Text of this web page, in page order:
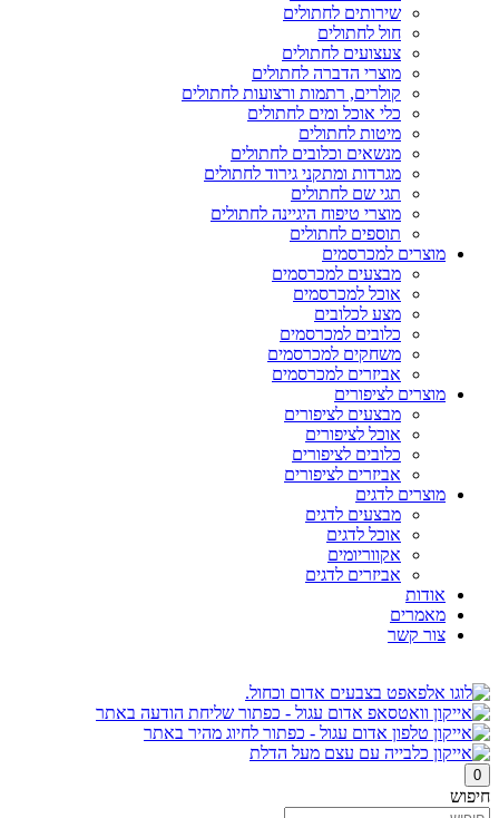
שירותים לחתולים
חול לחתולים
צעצועים לחתולים
מוצרי הדברה לחתולים
קולרים, רתמות ורצועות לחתולים
כלי אוכל ומים לחתולים
מיטות לחתולים
מנשאים וכלובים לחתולים
מגרדות ומתקני גירוד לחתולים
תגי שם לחתולים
מוצרי טיפוח היגיינה לחתולים
תוספים לחתולים
מוצרים למכרסמים
מבצעים למכרסמים
אוכל למכרסמים
מצע לכלובים
כלובים למכרסמים
משחקים למכרסמים
אביזרים למכרסמים
מוצרים לציפורים
מבצעים לציפורים
אוכל לציפורים
כלובים לציפורים
אביזרים לציפורים
מוצרים לדגים
מבצעים לדגים
אוכל לדגים
אקווריומים
אביזרים לדגים
אודות
מאמרים
צור קשר
0
חיפוש